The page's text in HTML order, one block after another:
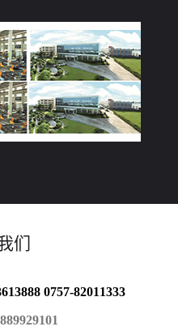
们
0757-82011333